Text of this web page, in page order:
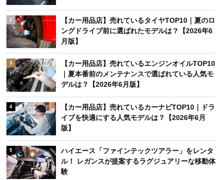
2
【カー用品店】売れているタイヤTOP10｜夏のロ
ングドライブ前に選ばれたモデルは？【2026年6
月版】
3
【カー用品店】売れているエンジンオイルTOP10
｜夏本番前のメンテナンスで選ばれている人気モ
デルは？【2026年6月版】
4
【カー用品店】売れているカーナビTOP10｜ドラ
イブを快適にする人気モデルは？【2026年6月
版】
5
ハイエース「ファインテックツアラー」をレンタ
ル！ レガンスが提案するラグジュアリーな移動体
験